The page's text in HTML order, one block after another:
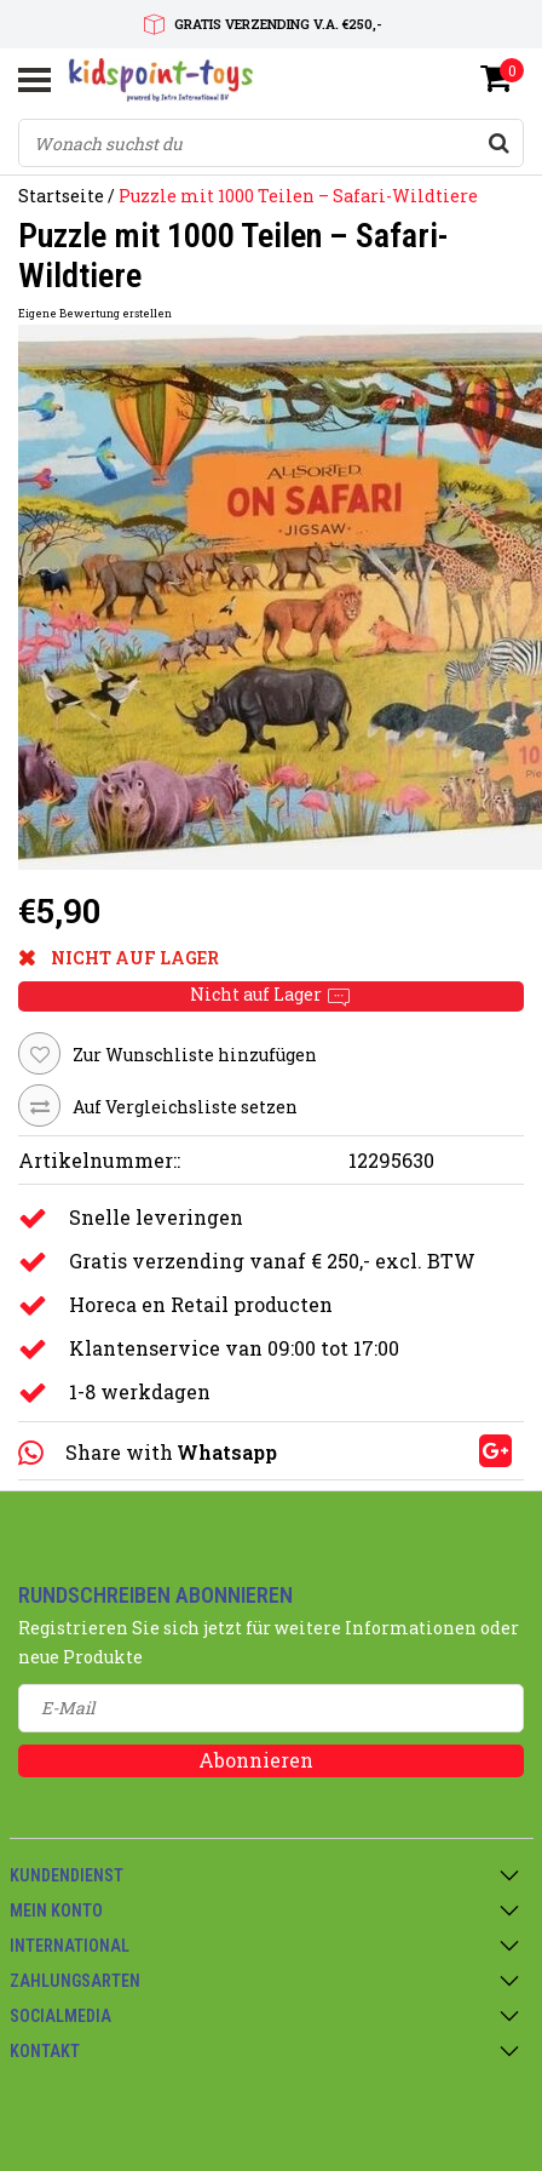
GRATIS VERZENDING V.A. €250,-
SNELLE LEVERTIJD
SERVICE OP MAAT
0
Startseite / Puzzle mit 1000 Teilen – Safari-Wildtiere
Puzzle mit 1000 Teilen – Safari-
Wildtiere
Eigene Bewertung erstellen
€5,90
NICHT AUF LAGER
Nicht auf Lager
Zur Wunschliste hinzufügen
Auf Vergleichsliste setzen
Artikelnummer:: 12295630
Snelle leveringen
Gratis verzending vanaf € 250,- excl. BTW
Horeca en Retail producten
Klantenservice van 09:00 tot 17:00
1-8 werkdagen
Share with Whatsapp
RUNDSCHREIBEN ABONNIEREN
Registrieren Sie sich jetzt für weitere Informationen oder
neue Produkte
Abonnieren
KUNDENDIENST
MEIN KONTO
INTERNATIONAL
ZAHLUNGSARTEN
SOCIALMEDIA
KONTAKT